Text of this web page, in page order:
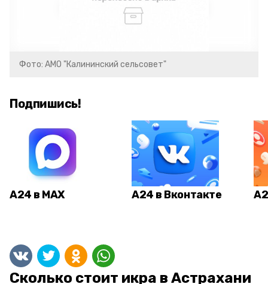
Фото: АМО "Калининский сельсовет"
Подпишись!
А24 в MAX А24 в Вконтакте
Сколько стоит икра в Астрахани